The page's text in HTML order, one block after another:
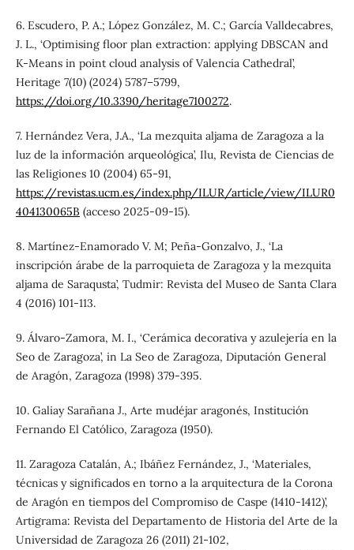
6. Escudero, P. A.; López González, M. C.; García Valldecabres,
J. L., ‘Optimising floor plan extraction: applying DBSCAN and
K-Means in point cloud analysis of Valencia Cathedral’,
Heritage 7(10) (2024) 5787–5799,
https://doi.org/10.3390/heritage7100272.
7. Hernández Vera, J.A., ‘La mezquita aljama de Zaragoza a la
luz de la información arqueológica’, Ilu, Revista de Ciencias de
las Religiones 10 (2004) 65-91,
https://revistas.ucm.es/index.php/ILUR/article/view/ILUR0
404130065B(acceso 2025-09-15).
8. Martínez-Enamorado V. M; Peña-Gonzalvo, J., ‘La
inscripción árabe de la parroquieta de Zaragoza y la mezquita
aljama de Saraqusta’, Tudmir: Revista del Museo de Santa Clara
4 (2016) 101-113.
9. Álvaro-Zamora, M. I., ‘Cerámica decorativa y azulejería en la
Seo de Zaragoza’, in La Seo de Zaragoza, Diputación General
de Aragón, Zaragoza (1998) 379-395.
10. Galiay Sarañana J., Arte mudéjar aragonés, Institución
Fernando El Católico, Zaragoza (1950).
11. Zaragoza Catalán, A.; Ibáñez Fernández, J., ‘Materiales,
técnicas y significados en torno a la arquitectura de la Corona
de Aragón en tiempos del Compromiso de Caspe (1410-1412)’,
Artigrama: Revista del Departamento de Historia del Arte de la
Universidad de Zaragoza 26 (2011) 21-102,